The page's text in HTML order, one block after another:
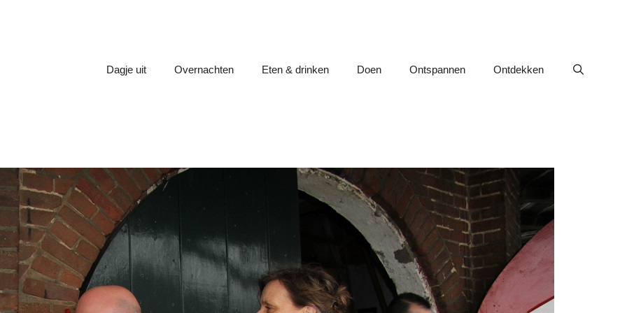
Dagje uit Overnachten Eten & drinken Doen Ontspannen Ontdekken